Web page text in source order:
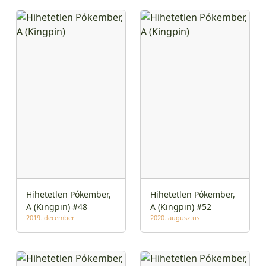
Hihetetlen Pókember,
A (Kingpin) #48
2019. december
Hihetetlen Pókember,
A (Kingpin) #52
2020. augusztus